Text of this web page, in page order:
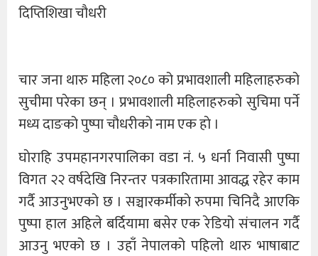
दिप्तिशिखा चाैधरी
चार जना थारु महिला २०८० को प्रभावशाली महिलाहरुको
सुचीमा परेका छन् । प्रभावशाली महिलाहरुकाे सुचिमा पर्ने
मध्य दाङको पुष्पा चौधरीकाे नाम एक हाे ।
घाेराहि उपमहानगरपालिका वडा नं. ५ धर्ना निवासी पुष्पा
विगत २२ वर्षदेखि निरन्तर पत्रकारितामा आवद्ध रहेर काम
गर्दै आउनुभएकाे छ । सञ्चारकर्मीकाे रुपमा चिनिदै आएकि
पुष्पा हाल अहिले बर्दियामा बसेर एक रेडियो संचालन गर्दै
आउनु भएको छ । उहाँ नेपालको पहिलो थारु भाषाबाट